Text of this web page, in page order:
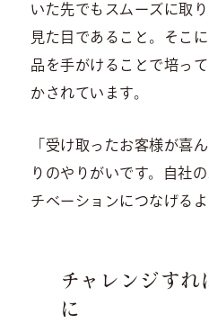
いた先でもスムーズに取
見た目であること。そこ
品を手がけることで培っ
かされています。
「受け取ったお客様が喜
りのやりがいです。自社
チベーションにつなげる
チャレンジすれ
に